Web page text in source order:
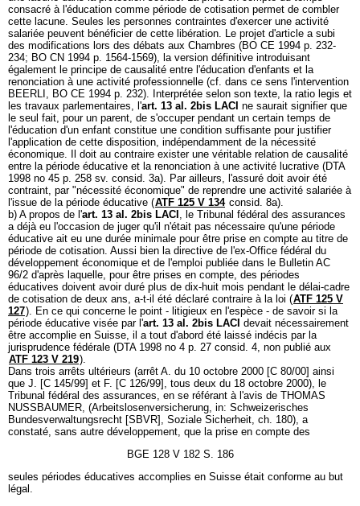
consacré à l'éducation comme période de cotisation permet de combler
cette lacune. Seules les personnes contraintes d'exercer une activité
salariée peuvent bénéficier de cette libération. Le projet d'article a subi
des modifications lors des débats aux Chambres (BO CE 1994 p. 232-
234; BO CN 1994 p. 1564-1569), la version définitive introduisant
également le principe de causalité entre l'éducation d'enfants et la
renonciation à une activité professionnelle (cf. dans ce sens l'intervention
BEERLI, BO CE 1994 p. 232). Interprétée selon son texte, la ratio legis et
les travaux parlementaires, l'art. 13 al. 2bis LACI ne saurait signifier que
le seul fait, pour un parent, de s'occuper pendant un certain temps de
l'éducation d'un enfant constitue une condition suffisante pour justifier
l'application de cette disposition, indépendamment de la nécessité
économique. Il doit au contraire exister une véritable relation de causalité
entre la période éducative et la renonciation à une activité lucrative (DTA
1998 no 45 p. 258 sv. consid. 3a). Par ailleurs, l'assuré doit avoir été
contraint, par "nécessité économique" de reprendre une activité salariée à
l'issue de la période éducative (ATF 125 V 134 consid. 8a).
b) A propos de l'art. 13 al. 2bis LACI , le Tribunal fédéral des assurances
a déjà eu l'occasion de juger qu'il n'était pas nécessaire qu'une période
éducative ait eu une durée minimale pour être prise en compte au titre de
période de cotisation. Aussi bien la directive de l'ex-Office fédéral du
développement économique et de l'emploi publiée dans le Bulletin AC
96/2 d'après laquelle, pour être prises en compte, des périodes
éducatives doivent avoir duré plus de dix-huit mois pendant le délai-cadre
de cotisation de deux ans, a-t-il été déclaré contraire à la loi (ATF 125 V
127). En ce qui concerne le point - litigieux en l'espèce - de savoir si la
période éducative visée par l'art. 13 al. 2bis LACI devait nécessairement
être accomplie en Suisse, il a tout d'abord été laissé indécis par la
jurisprudence fédérale (DTA 1998 no 4 p. 27 consid. 4, non publié aux
ATF 123 V 219).
Dans trois arrêts ultérieurs (arrêt A. du 10 octobre 2000 [C 80/00] ainsi
que J. [C 145/99] et F. [C 126/99], tous deux du 18 octobre 2000), le
Tribunal fédéral des assurances, en se référant à l'avis de THOMAS
NUSSBAUMER, (Arbeitslosenversicherung, in: Schweizerisches
Bundesverwaltungsrecht [SBVR], Soziale Sicherheit, ch. 180), a
constaté, sans autre développement, que la prise en compte des
BGE 128 V 182 S. 186
seules périodes éducatives accomplies en Suisse était conforme au but
légal.